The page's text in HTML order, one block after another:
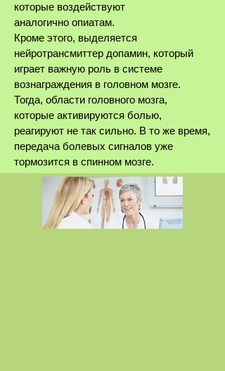
которые воздействуют
аналогично опиатам.
Кроме этого, выделяется
нейротрансмиттер допамин, который
играет важную роль в системе
вознаграждения в головном мозге.
Тогда, области головного мозга,
которые активируются болью,
реагируют не так сильно. В то же время,
передача болевых сигналов уже
тормозится ​​в спинном мозге.